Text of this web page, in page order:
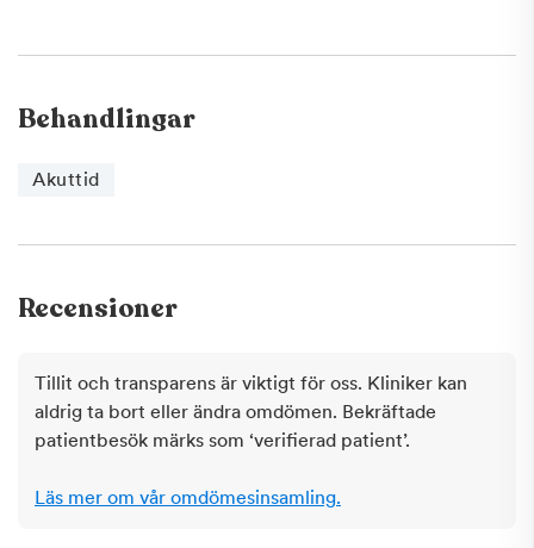
Behandlingar
Akuttid
Recensioner
Tillit och transparens är viktigt för oss. Kliniker kan
aldrig ta bort eller ändra omdömen. Bekräftade
patientbesök märks som ‘verifierad patient’.
Läs mer om vår omdömesinsamling.